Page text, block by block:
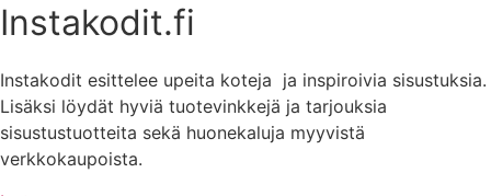
Instakodit.fi
Instakodit esittelee upeita koteja ja inspiroivia sisustuksia.
Lisäksi löydät hyviä tuotevinkkejä ja tarjouksia
sisustustuotteita sekä huonekaluja myyvistä
verkkokaupoista.